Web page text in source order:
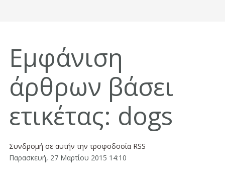
Εμφάνιση
άρθρων βάσει
ετικέτας: dogs
Συνδρομή σε αυτήν την τροφοδοσία RSS
Παρασκευή, 27 Μαρτίου 2015 14:10